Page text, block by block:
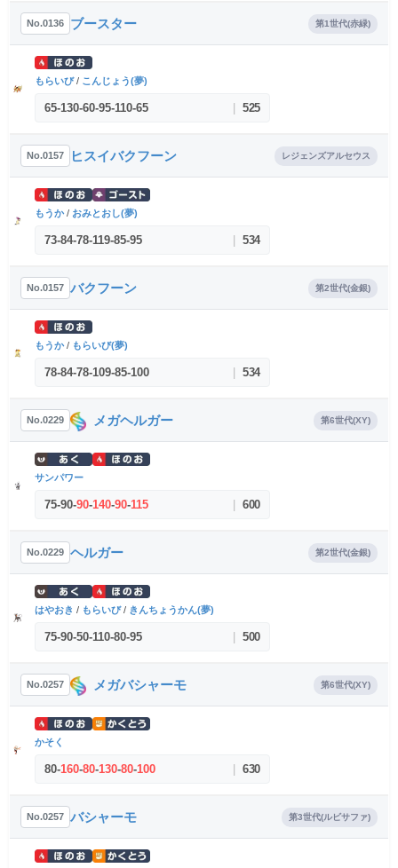
No.0136 ブースター 第1世代(赤緑)
もらいび/ こんじょう(夢)
65-130-60-95-110-65 525
No.0157 ヒスイバクフーン レジェンズアルセウス
もうか/ おみとおし(夢)
73-84-78-119-85-95 534
No.0157 バクフーン 第2世代(金銀)
もうか/ もらいび(夢)
78-84-78-109-85-100 534
No.0229 メガヘルガー 第6世代(XY)
サンパワー
75-90-90-140-90-115 600
No.0229 ヘルガー 第2世代(金銀)
はやおき / もらいび/ きんちょうかん(夢)
75-90-50-110-80-95 500
No.0257 メガバシャーモ 第6世代(XY)
かそく
80-160-80-130-80-100 630
No.0257 バシャーモ 第3世代(ルビサファ)